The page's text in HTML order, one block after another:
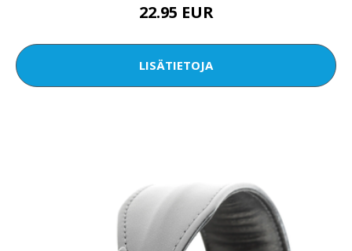
22.95 EUR
LISÄTIETOJA